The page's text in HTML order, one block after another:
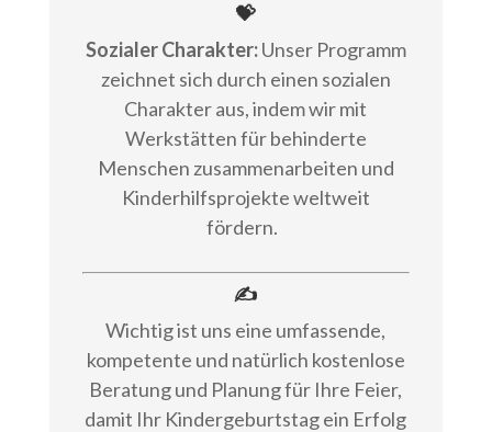
💝
Sozialer Charakter:Unser Programm
zeichnet sich durch einen sozialen
Charakter aus, indem wir mit
Werkstätten für behinderte
Menschen zusammenarbeiten und
Kinderhilfsprojekte weltweit
fördern.
✍
Wichtig ist uns eine umfassende,
kompetente und natürlich kostenlose
Beratung und Planung für Ihre Feier,
damit Ihr Kindergeburtstag ein Erfolg